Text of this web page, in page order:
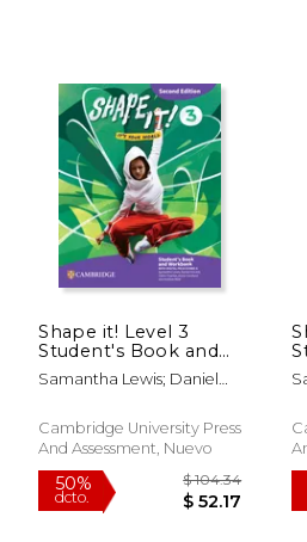
50%
dcto.
$ 104.34
$ 52.17
Shape it! Level 3
Student's Book and
Workbook With
Digital Pack Combo a
Inglés)
Samantha Lewis; Daniel
Annie Cornford; Andrew
Reid
Cambridge University Press
And Assessment, Nuevo